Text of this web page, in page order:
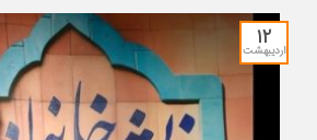
۱۲
اردیبهشت